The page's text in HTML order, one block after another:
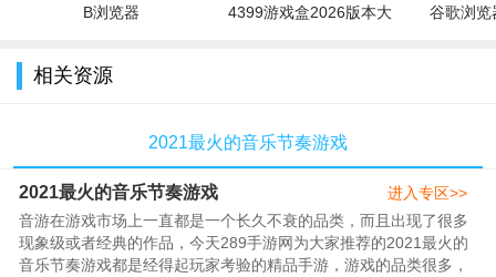
2、并不像您想象的那样烦人，并且没有广告内容，它非常有
B浏览器
4399游戏盒2026版本大
谷歌浏览
相关资源
2021最火的音乐节奏游戏
2021最火的音乐节奏游戏
音游在游戏市场上一直都是一个长久不衰的品类，而且出现了很多
现象级或者经典的作品，今天289手游网为大家推荐的2021最火的
音乐节奏游戏都是经得起玩家考验的精品手游，游戏的品类很多，
进入专区>>